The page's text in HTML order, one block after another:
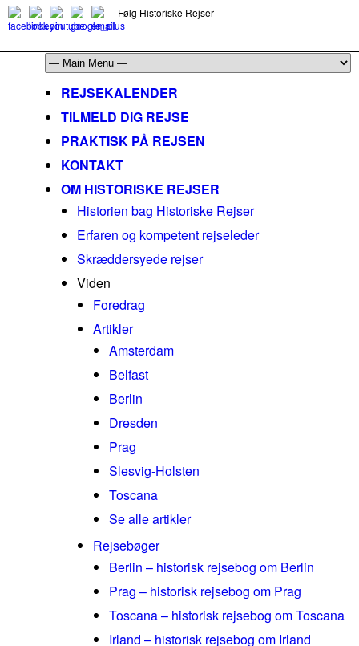
Følg Historiske Rejser
REJSEKALENDER
TILMELD DIG REJSE
PRAKTISK PÅ REJSEN
KONTAKT
OM HISTORISKE REJSER
Historien bag Historiske Rejser
Erfaren og kompetent rejseleder
Skræddersyede rejser
Viden
Foredrag
Artikler
Amsterdam
Belfast
Berlin
Dresden
Prag
Slesvig-Holsten
Toscana
Se alle artikler
Rejsebøger
Berlin – historisk rejsebog om Berlin
Prag – historisk rejsebog om Prag
Toscana – historisk rejsebog om Toscana
Irland – historisk rejsebog om Irland